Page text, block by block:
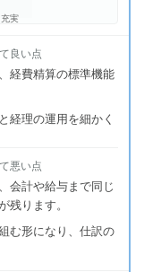
実
良い点
経費精算の標準機能
経理の運用を細かく
悪い点
会計や給与まで同じ
残ります。
む形になり、仕訳の